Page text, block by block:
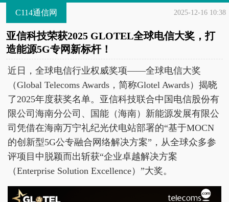
C114通信网 2025-12-16 10:38
亚信科技荣获2025 GLOTEL全球电信大奖，打
造能源5G专网新标杆！
近日，全球电信行业权威奖项——全球电信大奖
（Global Telecoms Awards，简称Glotel Awards）揭晓
了2025年度获奖名单。亚信科技联合中国电信股份有
限公司海南分公司、国能（海南）新能源发展有限公
司凭借在海南万宁礼纪光伏电站部署的“基于MOCN
的创新型5G公专融合网络解决方案”，从全球众多参
评项目中脱颖而出斩获“企业卓越解决方案
（Enterprise Solution Excellence）”大奖。